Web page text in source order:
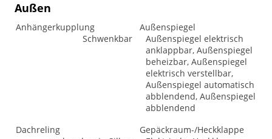
Außen
Anhängerkupplung
Schwenkbar
Außenspiegel
Außenspiegel elektrisch
anklappbar, Außenspiegel
beheizbar, Außenspiegel
elektrisch verstellbar,
Außenspiegel automatisch
abblendend, Außenspiegel
abblendend
Dachreling
Gepäckraum-/Heckklappe